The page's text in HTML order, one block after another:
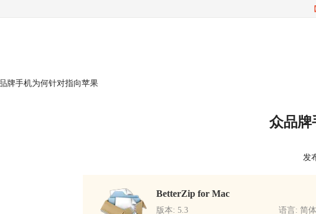
牌手机为何针对指向苹果
众品牌
发
BetterZip for Mac
版本: 5.3 语言: 简